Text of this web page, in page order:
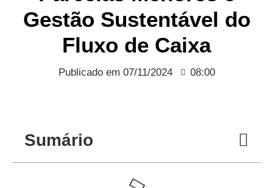
Gestão Sustentável do
Fluxo de Caixa
Publicado em 07/11/2024 08:00
Sumário